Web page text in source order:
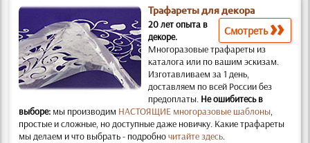
Трафареты для декора
Смотреть
20 лет опыта в
декоре.
Многоразовые трафареты из
каталога или по вашим эскизам.
Изготавливаем за 1 день,
доставляем по всей России без
предоплаты. Не ошибитесь в
выборе: мы производим НАСТОЯЩИЕ многоразовые шаблоны,
простые и слож­ные, но доступные даже новичку. Какие трафареты
мы делаем и что выбрать - подробночитайте здесь.